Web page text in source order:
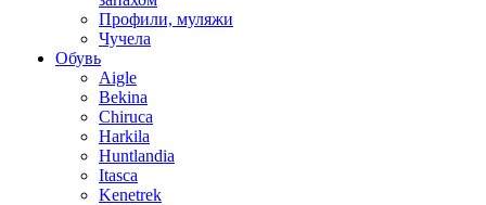
Профили, муляжи
Чучела
Обувь
Aigle
Bekina
Chiruсa
Harkila
Huntlandia
Itasca
Kenetrek